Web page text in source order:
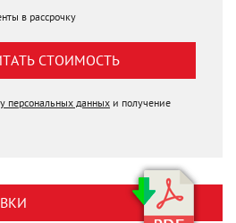
в рассрочку
СТОИМОСТЬ
персональных данных и получение